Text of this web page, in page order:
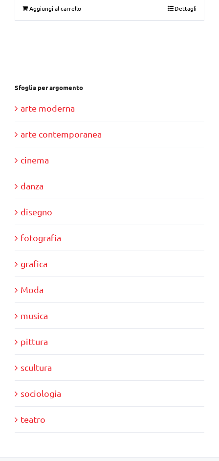
Aggiungi al carrello Dettagli
Sfoglia per argomento
arte moderna
arte contemporanea
cinema
danza
disegno
fotografia
grafica
Moda
musica
pittura
scultura
sociologia
teatro